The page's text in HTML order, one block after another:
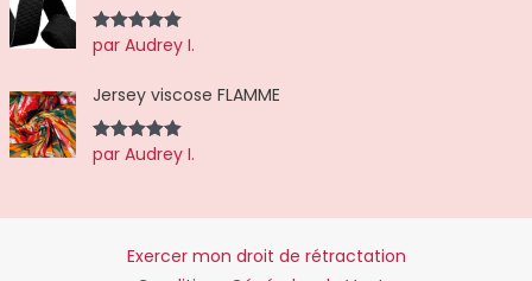
Note5sur
5
par Audrey I.
Jersey viscose FLAMME
Note5sur
5
par Audrey I.
Exercer mon droit de rétractation